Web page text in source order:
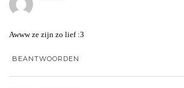
Awww ze zijn zo lief :3
BEANTWOORDEN